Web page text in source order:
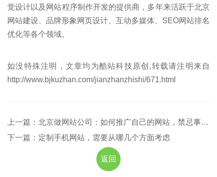
觉设计以及网站程序制作开发的提供商，多年来活跃于北京
网站建设、品牌形象网页设计、互动多媒体、SEO网站排名
优化等各个领域。
如没特殊注明，文章均为酷站科技原创,转载请注明来自
http://www.bjkuzhan.com/jianzhanzhishi/671.html
上一篇：北京做网站公司：如何推广自己的网站，禁忌事项有哪些
下一篇：定制手机网站，需要从哪几个方面考虑
返回